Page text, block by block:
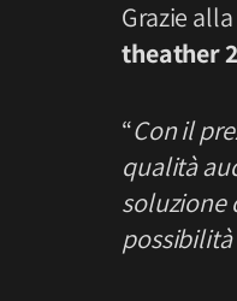
Grazie
theather
“Con il
qualità
soluzione